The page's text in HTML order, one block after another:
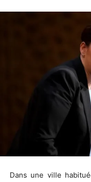
Dans une ville